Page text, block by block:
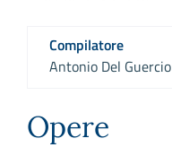
Compilatore
Antonio Del Guercio
Opere